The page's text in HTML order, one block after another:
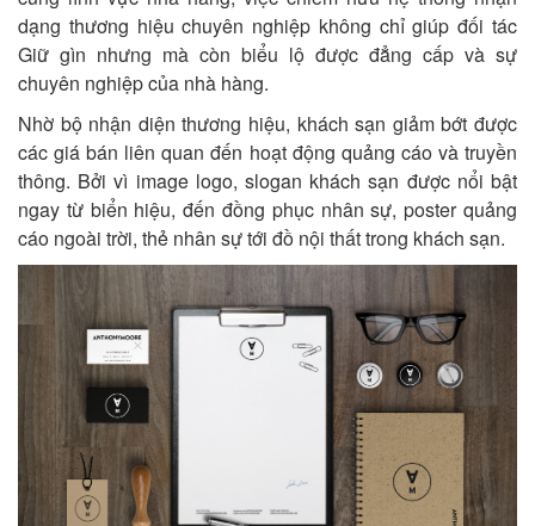
dạng thương hiệu chuyên nghiệp không chỉ giúp đối tác
Giữ gìn nhưng mà còn biểu lộ được đẳng cấp và sự
chuyên nghiệp của nhà hàng.
Nhờ bộ nhận diện thương hiệu, khách sạn giảm bớt được
các giá bán liên quan đến hoạt động quảng cáo và truyền
thông. Bởi vì image logo, slogan khách sạn được nổi bật
ngay từ biển hiệu, đến đồng phục nhân sự,poster quảng
cáo ngoài trời, thẻ nhân sự tới đồ nội thất trong khách sạn.